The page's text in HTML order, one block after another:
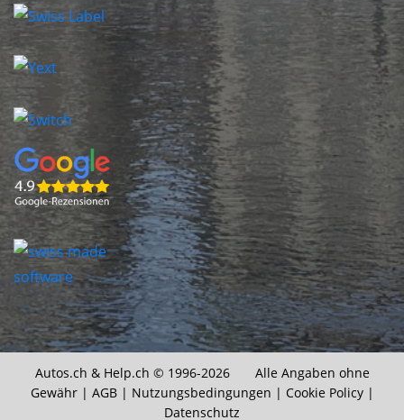
Autos.ch & Help.ch © 1996-2026 Alle Angaben ohne
Gewähr | AGB| Nutzungsbedingungen | Cookie Policy|
Datenschutz